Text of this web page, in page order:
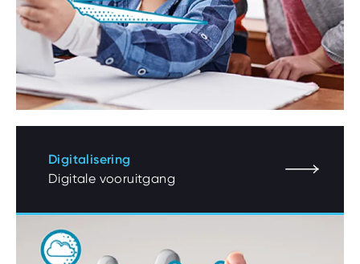
Digitalisering
Digitale vooruitgang